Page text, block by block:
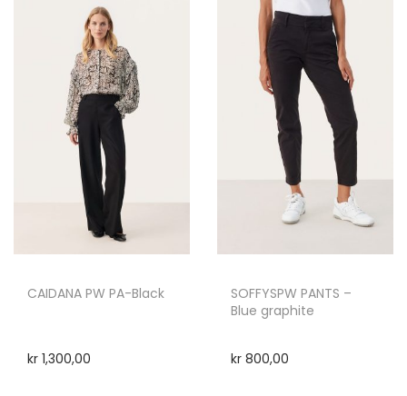
CAIDANA PW PA-Black
kr 1,300,00
SOFFYSPW PANTS –
Blue graphite
kr800,00